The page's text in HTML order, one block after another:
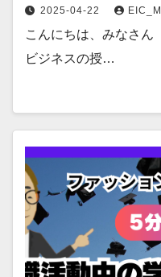
2025-04-22
こんにちは、みなさ
ビジネスの授…